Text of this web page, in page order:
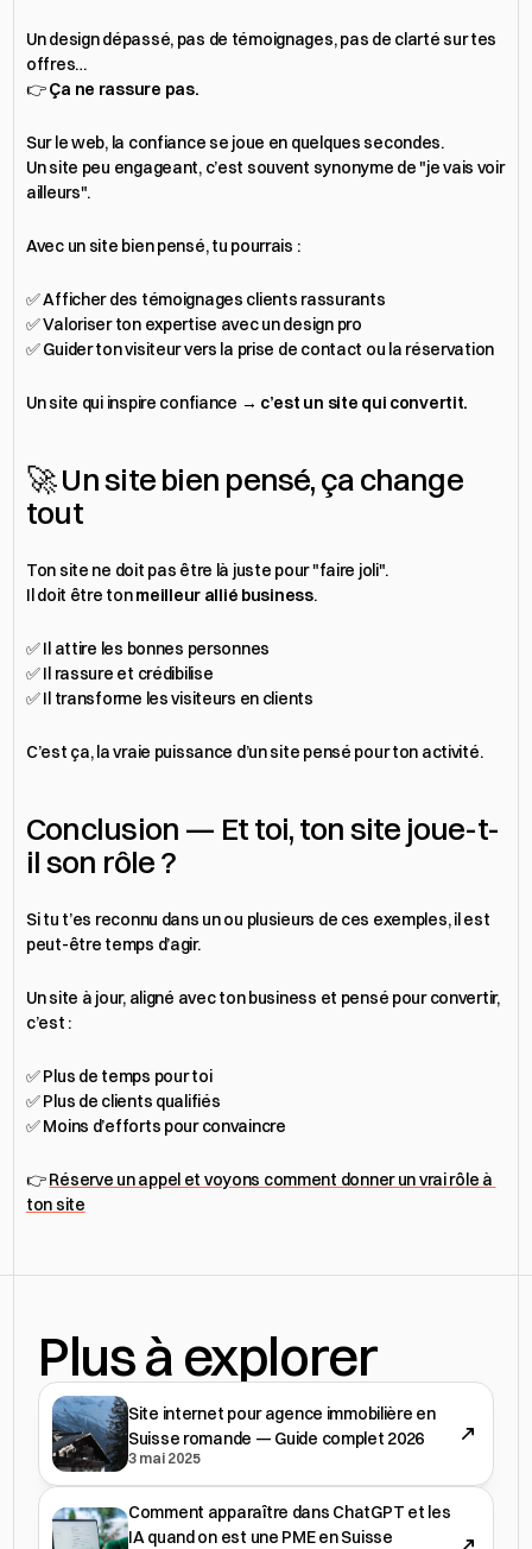
Un design dépassé, pas de témoignages, pas de clarté sur tes
offres…
👉 Ça ne rassure pas.
Sur le web, la confiance se joue en quelques secondes.
Un site peu engageant, c’est souvent synonyme de "je vais voir
ailleurs".
Avec un site bien pensé, tu pourrais :
✅ Afficher des témoignages clients rassurants
✅ Valoriser ton expertise avec un design pro
✅ Guider ton visiteur vers la prise de contact ou la réservation
Un site qui inspire confiance → c’est un site qui convertit.
🚀 Un site bien pensé, ça change
tout
Ton site ne doit pas être là juste pour "faire joli".
Il doit être ton meilleur allié business.
✅ Il attire les bonnes personnes
✅ Il rassure et crédibilise
✅ Il transforme les visiteurs en clients
C’est ça, la vraie puissance d’un site pensé pour ton activité.
Conclusion — Et toi, ton site joue-t-
il son rôle ?
Si tu t’es reconnu dans un ou plusieurs de ces exemples, il est
peut-être temps d’agir.
Un site à jour, aligné avec ton business et pensé pour convertir,
c’est :
✅ Plus de temps pour toi
✅ Plus de clients qualifiés
✅ Moins d’efforts pour convaincre
👉 Réserve un appel et voyons comment donner un vrai rôle à
ton site
Plus à explorer
Site internet pour agence immobilière en
Suisse romande — Guide complet 2026
3 mai 2025
Comment apparaître dans ChatGPT et les
IA quand on est une PME en Suisse